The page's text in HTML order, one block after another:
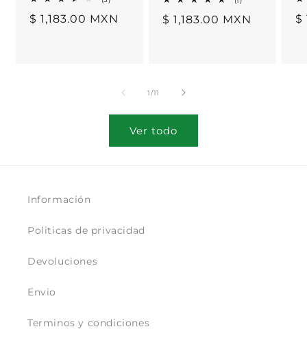
totales
Precio
$ 1,183.00 MXN
totales
Precio
$ 1,183.00 MXN $
1/de
11
Ver todo
Información
Politicas de privacidad
Devoluciones
Envio
Terminos y condiciones